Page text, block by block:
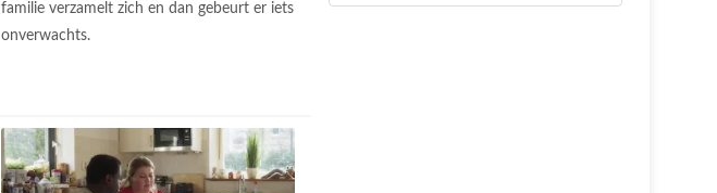
familie verzamelt zich en dan gebeurt er iets
onverwachts.